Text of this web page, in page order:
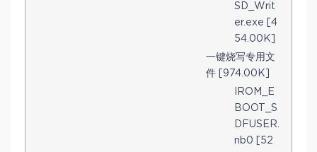
SD_Writ
er.exe [4
54.00K]
一键烧写专用文
件 [974.00K]
IROM_E
BOOT_S
DFUSER.
nb0 [52